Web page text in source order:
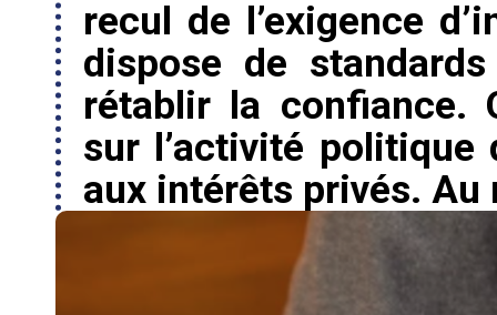
recul de l’exigence
dispose de
rétablir la confiance.
sur l’activité
aux intérêts privés.